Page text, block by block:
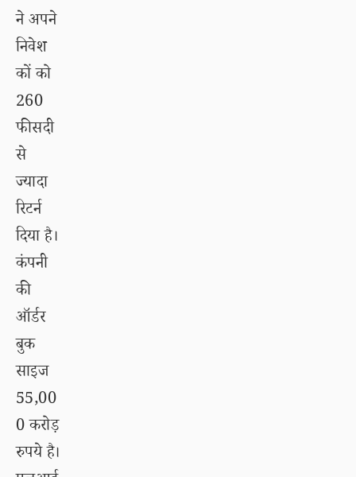
ने अपने
निवेश
कों को
260
फीसदी
से
ज्यादा
रिटर्न
दिया है।
कंपनी
की
ऑर्डर
बुक
साइज
55,00
0 करोड़
रुपये है।